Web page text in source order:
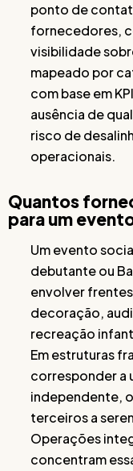
ponto de
fornecedores,
visibilidade
mapeado por
com base em
ausência de
risco de
operacionais.
Quantos
para um
Um evento
debutante ou
envolver
decoração,
recreação
Em estruturas
corresponder a
independente,
terceiros a
Operações
concentram